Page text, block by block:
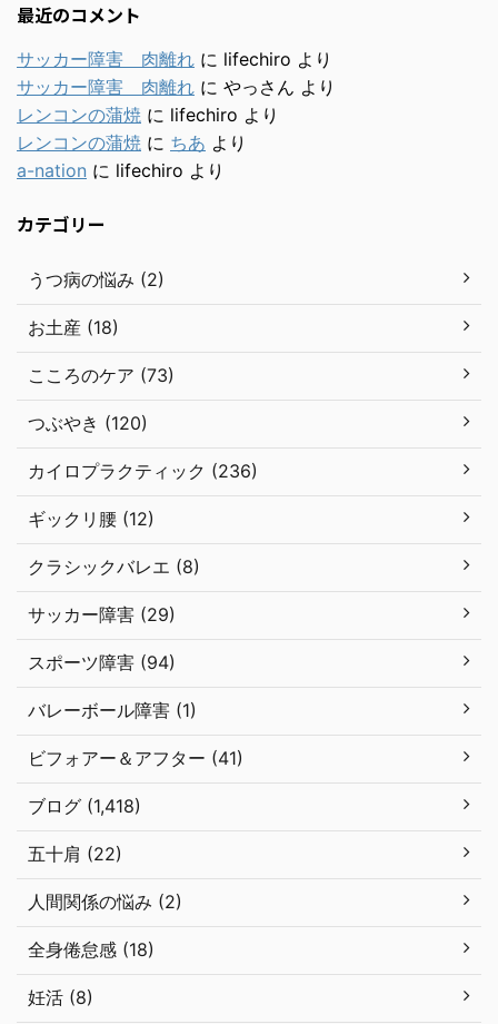
最近のコメント
サッカー障害 肉離れ に lifechiro より
サッカー障害 肉離れ に やっさん より
レンコンの蒲焼 に lifechiro より
レンコンの蒲焼 に ちあ より
a-nation に lifechiro より
カテゴリー
うつ病の悩み (2)
お土産 (18)
こころのケア (73)
つぶやき (120)
カイロプラクティック (236)
ギックリ腰 (12)
クラシックバレエ (8)
サッカー障害 (29)
スポーツ障害 (94)
バレーボール障害 (1)
ビフォアー＆アフター (41)
ブログ (1,418)
五十肩 (22)
人間関係の悩み (2)
全身倦怠感 (18)
妊活 (8)